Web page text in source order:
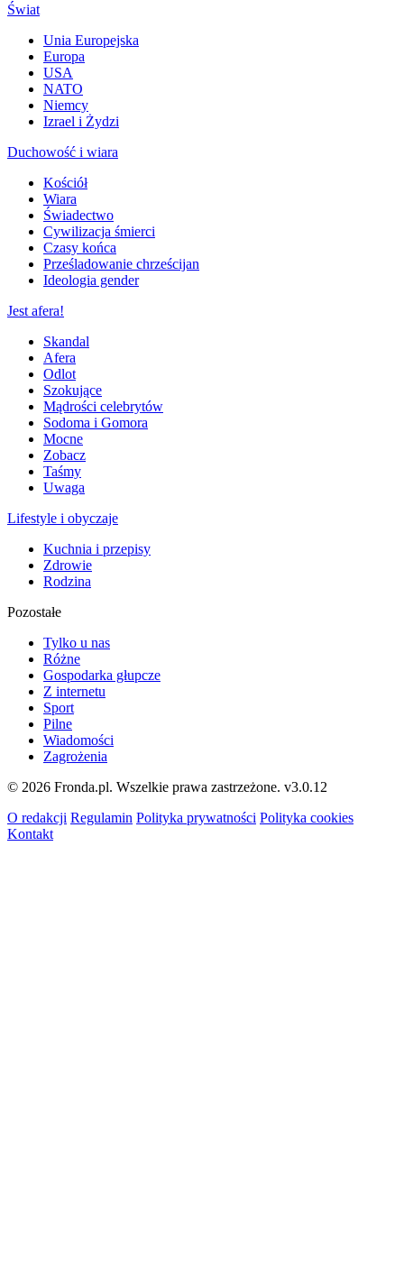
Świat
Unia Europejska
Europa
USA
NATO
Niemcy
Izrael i Żydzi
Duchowość i wiara
Kościół
Wiara
Świadectwo
Cywilizacja śmierci
Czasy końca
Prześladowanie chrześcijan
Ideologia gender
Jest afera!
Skandal
Afera
Odlot
Szokujące
Mądrości celebrytów
Sodoma i Gomora
Mocne
Zobacz
Taśmy
Uwaga
Lifestyle i obyczaje
Kuchnia i przepisy
Zdrowie
Rodzina
Pozostałe
Tylko u nas
Różne
Gospodarka głupcze
Z internetu
Sport
Pilne
Wiadomości
Zagrożenia
© 2026 Fronda.pl. Wszelkie prawa zastrzeżone. v3.0.12
O redakcji Regulamin Polityka prywatności Polityka cookies
Kontakt